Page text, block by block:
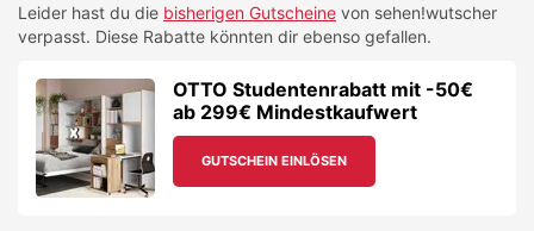
Leider hast du die bisherigen Gutscheine von sehen!wutscher
verpasst. Diese Rabatte könnten dir ebenso gefallen.
OTTO Studentenrabatt mit -50€
ab 299€ Mindestkaufwert
GUTSCHEIN EINLÖSEN